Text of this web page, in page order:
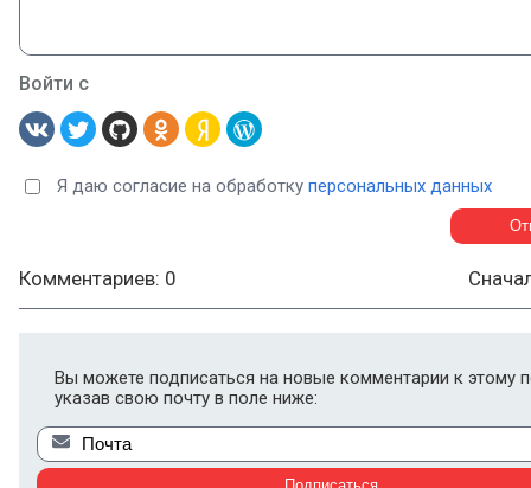
Войти с
Я даю согласие на обработку персональных данных
Комментариев: 0
Вы можете подписаться на новые комментарии к этому
указав свою почту в поле ниже: